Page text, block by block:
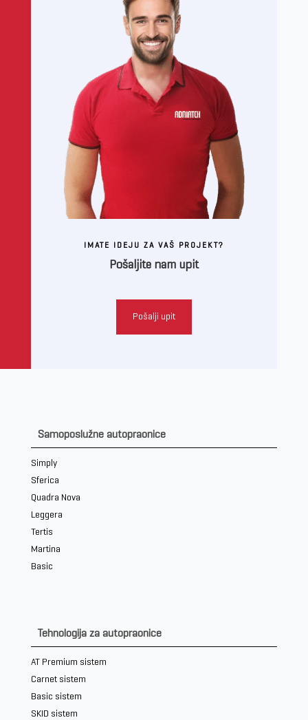
IMATE IDEJU ZA VAŠ PROJEKT?
Pošaljite nam upit
Pošalji upit
Samoposlužne autopraonice
Simply
Sferica
Quadra Nova
Leggera
Tertis
Martina
Basic
Tehnologija za autopraonice
AT Premium sistem
Carnet sistem
Basic sistem
SKID sistem